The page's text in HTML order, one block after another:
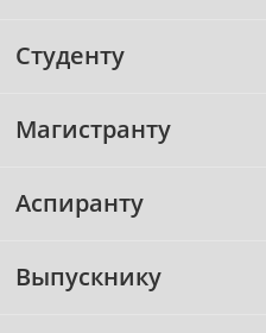
Студенту
Магистранту
Аспиранту
Выпускнику